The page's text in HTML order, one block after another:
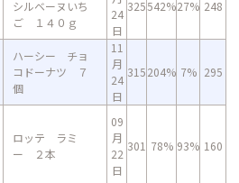
シルベーヌいち
ご １４０ｇ
24
日
325542%27% 248
ハーシー チョ
コドーナツ ７
個
11
月
24
日
315204% 7% 295
ロッテ ラミ
ー ２本
09
月
22
日
301 78% 93% 160